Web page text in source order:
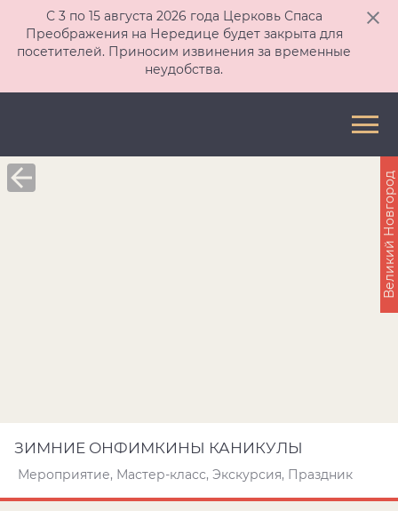
С 3 по 15 августа 2026 года Церковь Спаса
Преображения на Нередице будет закрыта для
посетителей. Приносим извинения за временные
неудобства.
ЗИМНИЕ ОНФИМКИНЫ КАНИКУЛЫ
Мероприятие, Мастер-класс, Экскурсия, Праздник
Великий Новгород